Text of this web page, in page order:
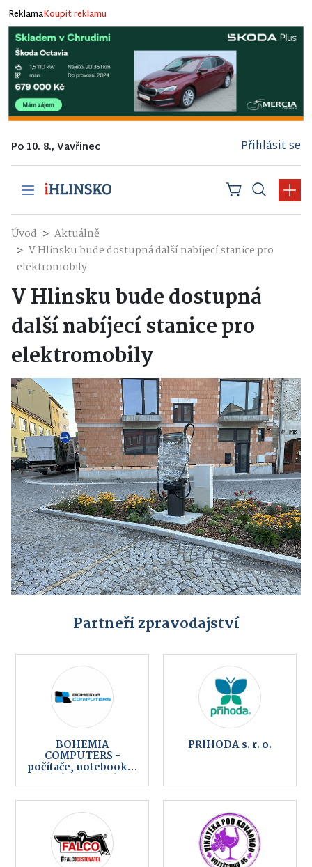
ReklamaKoupit reklamu
Po 10. 8., Vavřinec Přihlásit se
Úvod
Aktuálně
V Hlinsku bude dostupná další nabíjecí stanice pro
elektromobily
V Hlinsku bude dostupná
další nabíjecí stanice pro
elektromobily
Partneři zpravodajství
BOHEMIA
COMPUTERS -
počítače, notebooky,
telefony, servis,
internet
PŘÍHODA s. r. o.